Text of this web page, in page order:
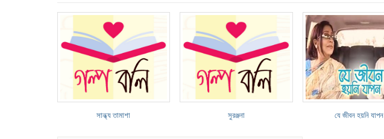
সান্ধ্য তামাশা সুরঞ্জনা যে জীবন হয়নি যাপন